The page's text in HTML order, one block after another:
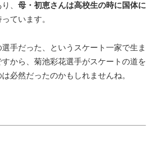
、 母・初恵さんは高校生の時に国体に
ています。
手だった、というスケート一家で生ま
から、菊池彩花選手がスケートの道を
必然だったのかもしれませんね。